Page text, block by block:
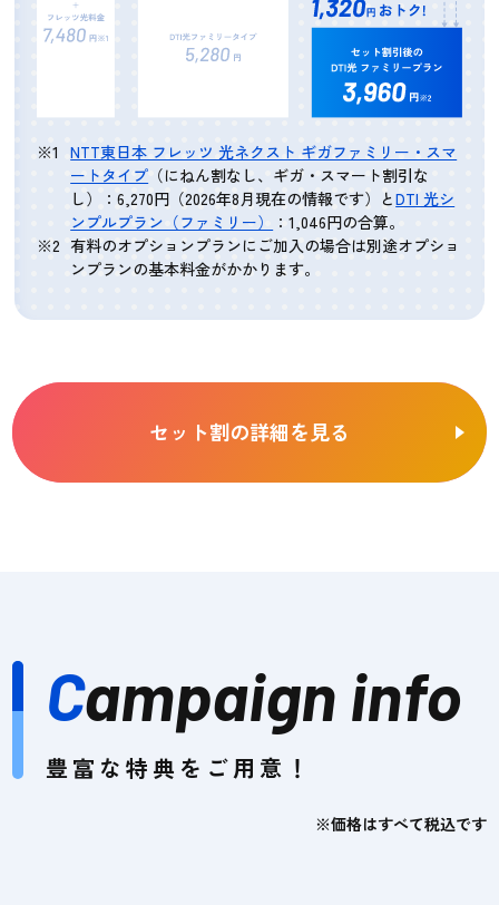
NTT東日本 フレッツ 光ネクスト ギガファミリー・スマ
ートタイプ （にねん割なし、ギガ・スマート割引な
し）：6,270円（2026年8月現在の情報です）とDTI 光シ
ンプルプラン（ファミリー）
：1,046円の合算。
有料のオプションプランにご加入の場合は別途オプショ
ンプランの基本料金がかかります。
セット割の詳細を見る
Campaign info
豊富な特典をご用意！
※価格はすべて税込です